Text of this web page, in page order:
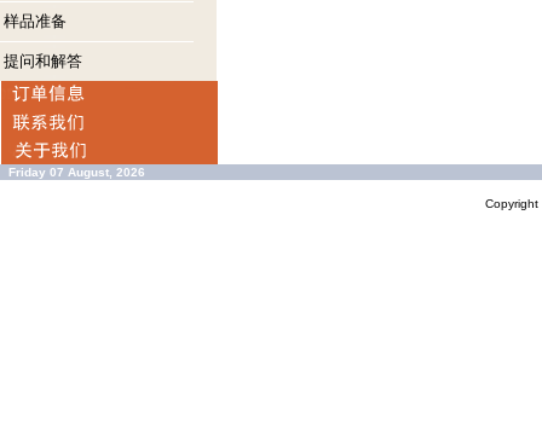
样品准备
提问和解答
Friday 07 August, 2026